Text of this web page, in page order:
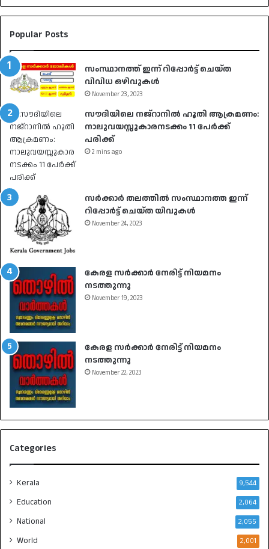
Popular Posts
സംസ്ഥാനത്ത് ഇന്ന് റിപ്പോർട്ട് ചെയ്ത
വിവിധ ഒഴിവുകൾ
November 23, 2023
സൗദിയിലെ നജ്‌റാനിൽ ഹൂതി ആക്രമണം:
നാലുവയസ്സുകാരനടക്കം 11 പേർക്ക്
പരിക്ക്
2 mins ago
സർക്കാർ തലത്തിൽ സംസ്ഥാനത്ത ഇന്ന്
റിപ്പോർട്ട് ചെയ്ത യിവുകൾ
November 24, 2023
കേരള സർക്കാർ നേരിട്ട് നിയമനം
നടത്തുന്നു
November 19, 2023
കേരള സർക്കാർ നേരിട്ട് നിയമനം
നടത്തുന്നു
November 22, 2023
Categories
Kerala 9,544
Education 2,064
National 2,055
World 2,001